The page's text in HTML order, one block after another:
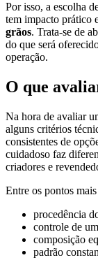
Por isso, a escolha
tem impacto prático
grãos. Trata-se de
do que será
operação.
O que
Na hora de avaliar
alguns critérios
consistentes de
cuidadoso faz
criadores e
Entre os pontos
procedência
controle de
composição
padrão